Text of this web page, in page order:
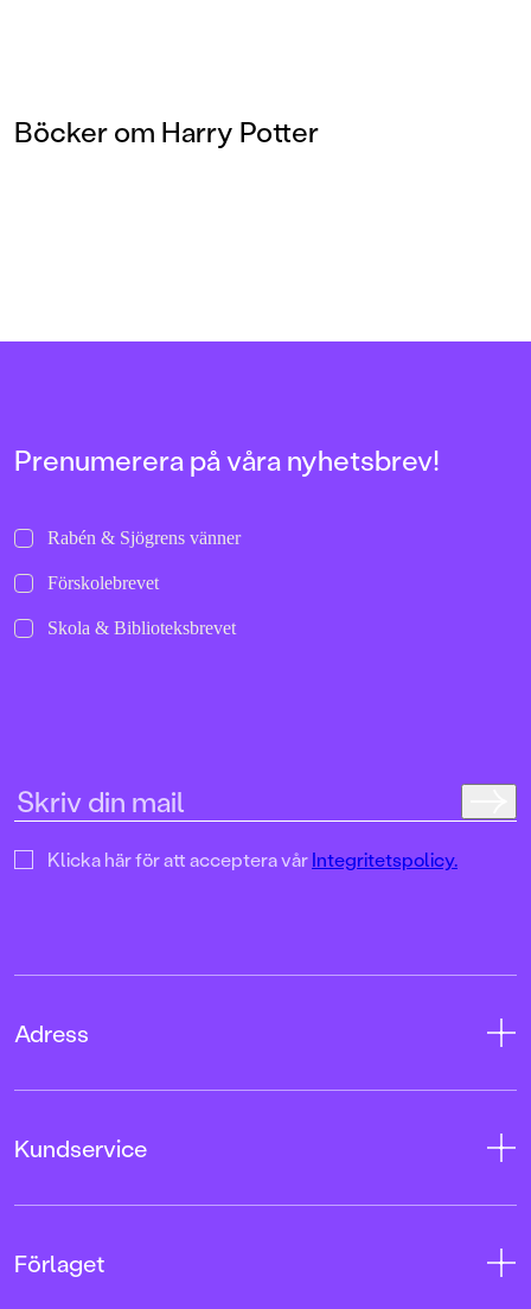
Böcker om Harry Potter
Prenumerera på våra nyhetsbrev!
Rabén & Sjögrens vänner
Förskolebrevet
Skola & Biblioteksbrevet
Klicka här för att acceptera vårIntegritetspolicy.
Adress
103 12 Stockholm
Kundservice
Kundservice
Förlaget